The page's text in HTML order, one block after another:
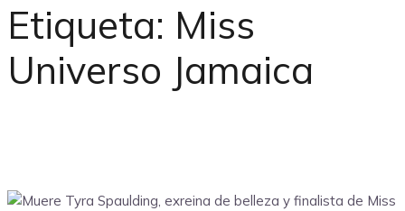
Etiqueta: Miss
Universo Jamaica